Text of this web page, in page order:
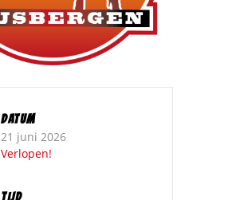
DATUM
21 juni 2026
Verlopen!
TIJD